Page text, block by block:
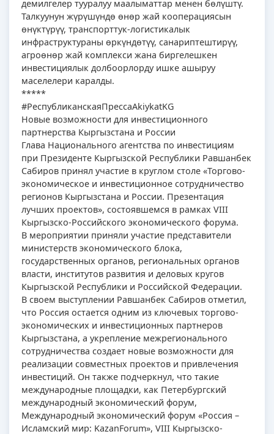
демилгелер тууралуу маалыматтар менен бөлүштү.
Талкуунун жүрүшүндө өнөр жай кооперациясын
өнүктүрүү, транспорттук-логистикалык
инфраструктураны өркүндөтүү, санариптештирүү,
агроөнөр жай комплекси жана биргелешкен
инвестициялык долбоорлорду ишке ашыруу
маселелери каралды.
*****
#РеспубликанскаяПрессаAkiykatKG
Новые возможности для инвестиционного
партнерства Кыргызстана и России
Глава Национального агентства по инвестициям
при Президенте Кыргызской Республики Равшанбек
Сабиров принял участие в круглом столе «Торгово-
экономическое и инвестиционное сотрудничество
регионов Кыргызстана и России. Презентация
лучших проектов», состоявшемся в рамках VIII
Кыргызско-Российского экономического форума.
В мероприятии приняли участие представители
министерств экономического блока,
государственных органов, региональных органов
власти, институтов развития и деловых кругов
Кыргызской Республики и Российской Федерации.
В своем выступлении Равшанбек Сабиров отметил,
что Россия остается одним из ключевых торгово-
экономических и инвестиционных партнеров
Кыргызстана, а укрепление межрегионального
сотрудничества создает новые возможности для
реализации совместных проектов и привлечения
инвестиций. Он также подчеркнул, что такие
международные площадки, как Петербургский
международный экономический форум,
Международный экономический форум «Россия –
Исламский мир: KazanForum», VIII Кыргызско-